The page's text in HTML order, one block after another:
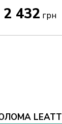
2 432 грн